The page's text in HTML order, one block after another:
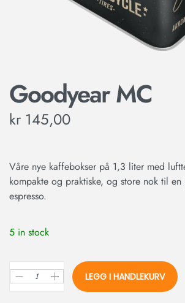
Goodyear MC
kr 145,00
Våre nye kaffebokser på 1,3 liter med
kompakte og praktiske, og store nok til
espresso.
5 in stock
LEGG I HANDLEKURV